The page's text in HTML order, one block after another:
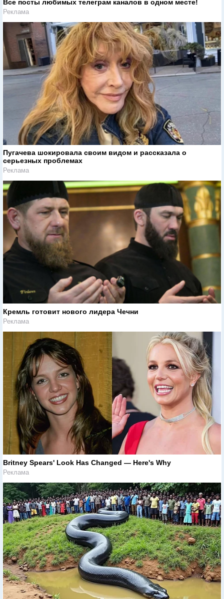
Все посты любимых телеграм каналов в одном месте!
Реклама
Пугачева шокировала своим видом и рассказала о
серьезных проблемах
Реклама
Кремль готовит нового лидера Чечни
Реклама
Britney Spears' Look Has Changed — Here's Why
Реклама